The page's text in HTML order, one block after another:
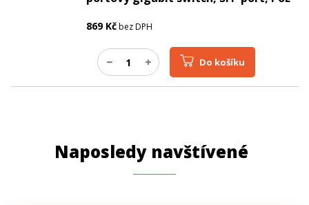
869Kčbez DPH
Do košíku
Naposledy navštívené